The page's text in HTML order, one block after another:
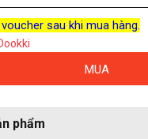
sau khi mua hàng.
MUA
phẩm